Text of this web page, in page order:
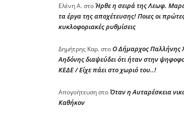
Ελένη Α.στοΉρθε η σειρά της Λεωφ.
τα έργα της αποχέτευσης! Ποιες οι
κυκλοφοριακές ρυθμίσεις
Δημήτρης Καρ.στοΟ Δήμαρχος Παλλήνης
Αηδόνης διαψεύδει ότι ήταν στην
ΚΕΔΕ / Είχε πάει στο χωριό του..!
ΑπογοήτευσηστοΌταν η Αυταρέσκεια
Καθήκον